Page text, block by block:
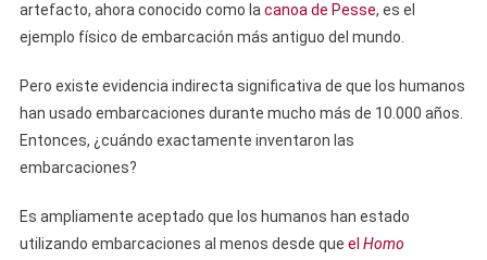
artefacto, ahora conocido como la canoa de Pesse, es el
ejemplo físico de embarcación más antiguo del mundo.
Pero existe evidencia indirecta significativa de que los humanos
han usado embarcaciones durante mucho más de 10.000 años.
Entonces, ¿cuándo exactamente inventaron las
embarcaciones?
Es ampliamente aceptado que los humanos han estado
utilizando embarcaciones al menos desde que el Homo